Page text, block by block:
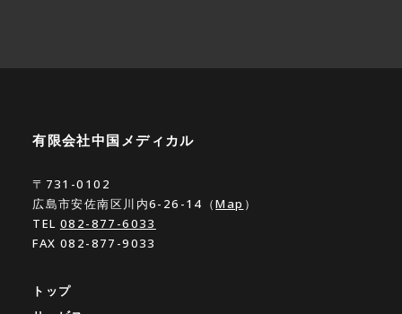
有限会社中国メディカル
〒731-0102
広島市安佐南区川内6-26-14（Map ）
TEL 082-877-6033
FAX 082-877-9033
トップ